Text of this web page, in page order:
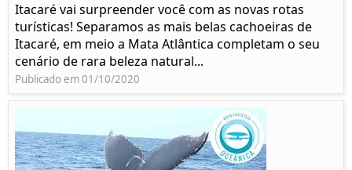
Itacaré vai surpreender você com as novas rotas
turísticas! Separamos as mais belas cachoeiras de
Itacaré, em meio a Mata Atlântica completam o seu
cenário de rara beleza natural...
Publicado em 01/10/2020